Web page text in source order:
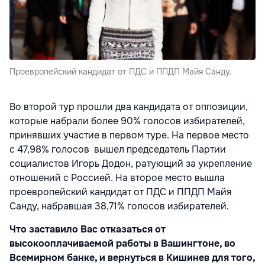
Проевропейский кандидат от ПДС и ППДП Майя Санду.
Во второй тур прошли два кандидата от оппозиции,
которые набрали более 90% голосов избирателей,
принявших участие в первом туре. На первое место
с 47,98% голосов вышел председатель Партии
социалистов Игорь Додон, ратующий за укрепление
отношений с Россией. На второе место вышла
проевропейский кандидат от ПДС и ППДП Майя
Санду, набравшая 38,71% голосов избирателей.
Что заставило Вас отказаться от
высокооплачиваемой работы в Вашингтоне, во
Всемирном банке, и вернуться в Кишинев для того,